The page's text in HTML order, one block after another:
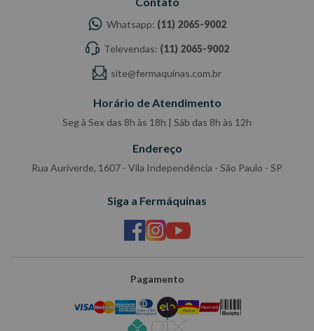
Whatsapp: (11) 2065-9002
Televendas: (11) 2065-9002
site@fermaquinas.com.br
Horário de Atendimento
Seg à Sex das 8h às 18h | Sáb das 8h às 12h
Endereço
Rua Auriverde, 1607 - Vila Independência - São Paulo - SP
Siga a Fermáquinas
Pagamento